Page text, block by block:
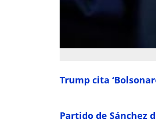
Trump cita
Partido de Sánchez